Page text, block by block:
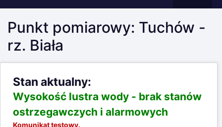
Punkt pomiarowy: Tuchów -
rz. Biała
Stan aktualny:
Wysokość lustra wody - brak stanów
ostrzegawczych i alarmowych
Komunikat testowy.